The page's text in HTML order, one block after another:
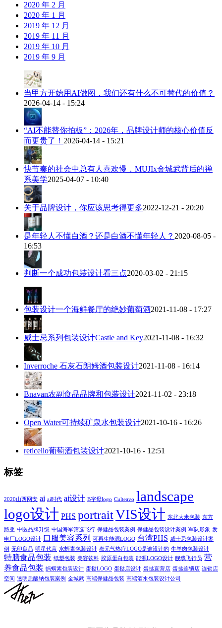
2020 年 2 月
2020 年 1 月
2019 年 12 月
2019 年 11 月
2019 年 10 月
2019 年 9 月
当甲方开始用AI做图，我们还有什么不可替代的价值？
2026-04-14 - 15:24
“AI不能替你拍板”：2026年，品牌设计师的核心价值反
而更贵了！ 2026-04-14 - 15:21
快节奏的社会中总有人喜欢慢，MUJIx金城武背后的禅
系美学2025-04-07 - 10:40
关于品牌设计，你应该思考得更多2022-12-21 - 20:20
是年轻人不懂白酒？还是白酒不懂年轻人？ 2020-08-05 -
16:53
判断一个成功包装设计看三点2020-03-02 - 21:15
包装设计一个海鲜餐厅的绝妙葡萄酒2021-11-08 - 17:27
威士忌系列包装设计Castle and Key2021-11-08 - 16:32
Inverroche 石灰石朗姆酒包装设计2021-11-08 - 16:14
Bnavan农副食品品牌和包装设计2021-11-02 - 23:18
Open Water可持续矿泉水包装设计2021-10-16 - 16:26
reticello葡萄酒包装设计2021-10-16 - 12:51
标签
2020山西网安 ai ai时代 ai设计 B字母logo Culteavo landscape
logo设计 PHS portraitVIS设计 东北大米包装 东方
路亚 中医品牌升级 中国海军筛选飞行 保健品包装案例 保健品包装设计案例 军队形象 发
电厂LOGO设计 口服美容系列 可再生能源LOGO 台湾PHS 威士忌包装设计案
例 无印良品 明星代言 水蛭素包装设计 焘元气热疗LOGO是谁设计的 牛羊肉包装设计
特膳食品包装 纸塑包装 美容饮料 胶原蛋白包装 能源LOGO设计 舰载飞行员 营
养食品包装 蚂蟥素包装设计 蛋挞LOGO 蛋挞店设计 蛋挞直营店 蛋挞连锁店 连锁店
空间 透明质酸钠包装案例 金城武 高端保健品包装 高端酒水包装设计公司